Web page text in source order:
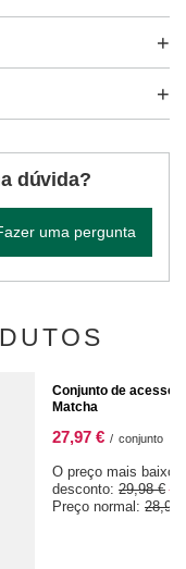
dúvida?
uma pergunta
Conjunto de
Matcha
27,97 € / conjunto
O preço mais baixo
desconto: 29,98 € -
Preço normal: 28,98